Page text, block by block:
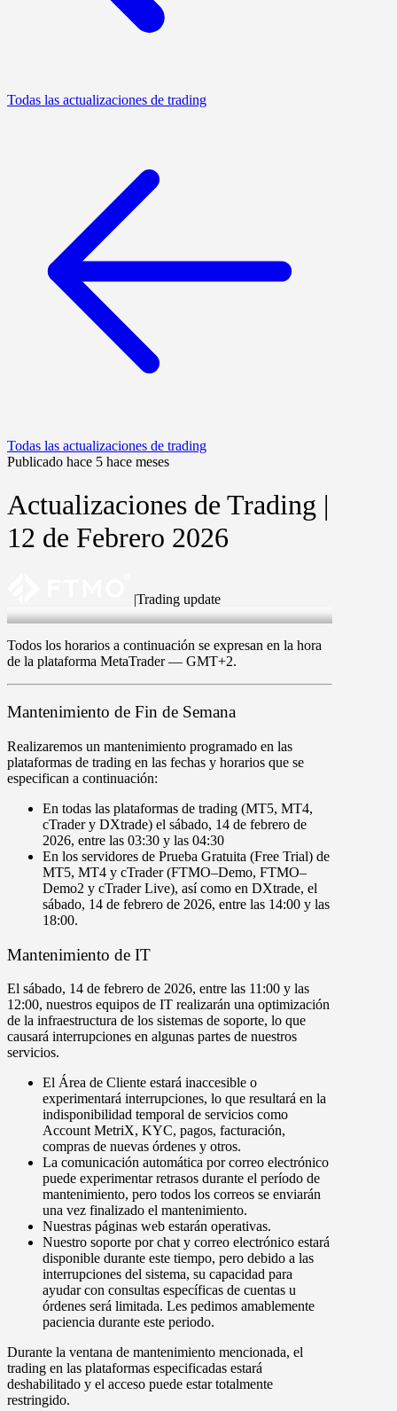
Todas las actualizaciones de trading
Todas las actualizaciones de trading
Publicado hace 5 hace meses
Actualizaciones de Trading |
12 de Febrero 2026
|Trading update
12 Feb 2026
Todos los horarios a continuación se expresan en la hora
de la plataforma MetaTrader — GMT+2.
Mantenimiento de Fin de Semana
Realizaremos un mantenimiento programado en las
plataformas de trading en las fechas y horarios que se
especifican a continuación:
En todas las plataformas de trading (MT5, MT4,
cTradery DXtrade) el sábado, 14 de febrero de
2026, entre las 03:30 y las 04:30
En los servidores de Prueba Gratuita (Free Trial) de
MT5, MT4 y cTrader(FTMO–Demo, FTMO–
Demo2 y cTrader Live), así como en DXtrade, el
sábado, 14 de febrero de 2026, entre las 14:00 y las
18:00.
Mantenimiento de IT
El sábado, 14 de febrero de 2026, entre las 11 :00 y las
12:00, nuestros equipos de IT realizarán una optimización
de la infraestructura de los sistemas de soporte, lo que
causará interrupciones en algunas partes de nuestros
servicios.
El Área de Cliente estará inaccesible o
experimentará interrupciones, lo que resultará en la
indisponibilidad temporal de servicios como
Account MetriX, KYC, pagos, facturación,
compras de nuevas órdenes y otros.
La comunicación automática por correo electrónico
puede experimentar retrasos durante el período de
mantenimiento, pero todos los correos se enviarán
una vez finalizado el mantenimiento.
Nuestras páginas web estarán operativas.
Nuestro soporte por chat y correo electrónico estará
disponible durante este tiempo, pero debido a las
interrupciones del sistema, su capacidad para
ayudar con consultas específicas de cuentas u
órdenes será limitada. Les pedimos amablemente
paciencia durante este periodo.
Durante la ventana de mantenimiento mencionada, el
trading en las plataformas especificadas estará
deshabilitado y el acceso puede estar totalmente
restringido.